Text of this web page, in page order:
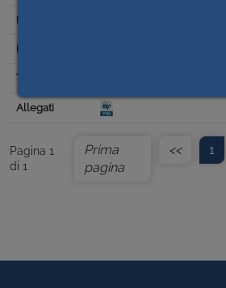
Pagina 1
di 1
Prima
pagina
<< 1